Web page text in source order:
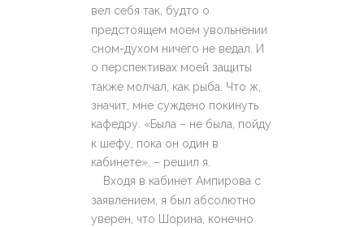
вел себя так, будто о
предстоящем моем увольнении
сном-духом ничего не ведал. И
о перспективах моей защиты
также молчал, как рыба. Что ж,
значит, мне суждено покинуть
кафедру. «Была – не была, пойду
к шефу, пока он один в
кабинете», – решил я.
Входя в кабинет Ампирова с
заявлением, я был абсолютно
уверен, что Шорина, конечно